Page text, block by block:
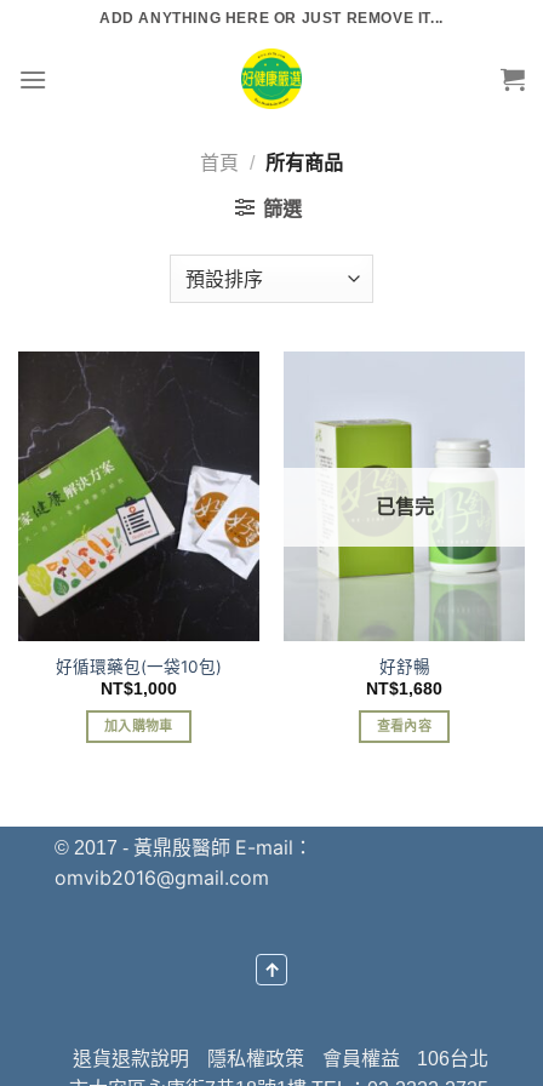
content
ADD ANYTHING HERE OR JUST REMOVE IT...
首頁 / 所有商品
篩選
好循環藥包(一袋10包)
NT$1,000
加入購物車
已售完
好舒暢
NT$1,680
查看內容
© 2017 - 黃鼎殷醫師 E-mail：
omvib2016@gmail.com
↑
退貨退款說明 隱私權政策 會員權益
106台北